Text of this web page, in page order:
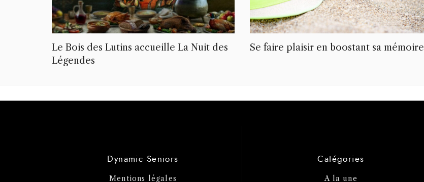
Le Bois des Lutins accueille La Nuit des
Légendes
Se faire plaisir en boostant sa mémoire
Dynamic Seniors
Mentions légales
Catégories
A la une